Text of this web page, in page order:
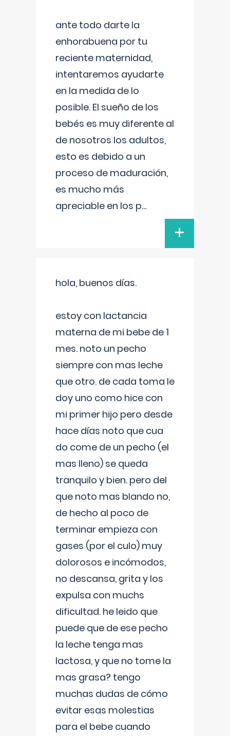
ante todo darte la
enhorabuena por tu
reciente maternidad,
intentaremos ayudarte
en la medida de lo
posible. El sueño de los
bebés es muy diferente al
de nosotros los adultos,
esto es debido a un
proceso de maduración,
es mucho más
apreciable en los p...
+
hola, buenos días.
estoy con lactancia
materna de mi bebe de 1
mes. noto un pecho
siempre con mas leche
que otro. de cada toma le
doy uno como hice con
mi primer hijo pero desde
hace días noto que cua
do come de un pecho (el
mas lleno) se queda
tranquilo y bien. pero del
que noto mas blando no,
de hecho al poco de
terminar empieza con
gases (por el culo) muy
dolorosos e incómodos,
no descansa, grita y los
expulsa con muchs
dificultad. he leido que
puede que de ese pecho
la leche tenga mas
lactosa, y que no tome la
mas grasa? tengo
muchas dudas de cómo
evitar esas molestias
para el bebe cuando